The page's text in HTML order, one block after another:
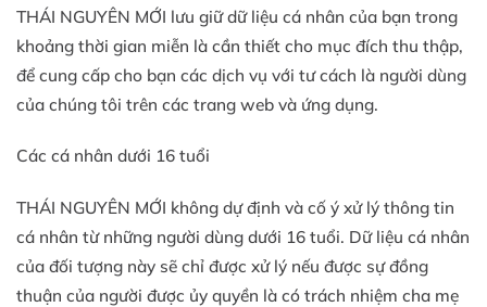
THÁI NGUYÊN MỚI lưu giữ dữ liệu cá nhân của bạn trong
khoảng thời gian miễn là cần thiết cho mục đích thu thập,
để cung cấp cho bạn các dịch vụ với tư cách là người dùng
của chúng tôi trên các trang web và ứng dụng.
Các cá nhân dưới 16 tuổi
THÁI NGUYÊN MỚI không dự định và cố ý xử lý thông tin
cá nhân từ những người dùng dưới 16 tuổi. Dữ liệu cá nhân
của đối tượng này sẽ chỉ được xử lý nếu được sự đồng
thuận của người được ủy quyền là có trách nhiệm cha mẹ